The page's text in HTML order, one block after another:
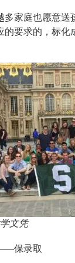
多家庭也愿意送
要求的，标
文凭
保录取